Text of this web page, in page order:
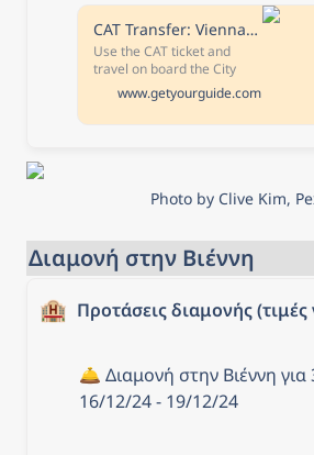
CAT Transfer: Vienna Airport – Wien Mitte
Use the CAT ticket and
travel on board the City
Airport Train between
Vienna Airport and the city
centre. Travel with the CAT
www.getyourguide.com
Photo by Clive Kim,
Διαμονή στην Βιέννη
🏨 Προτάσεις διαμονής
🛎️ Διαμονή στην Βιέννη για
16/12/24 - 19/12/24